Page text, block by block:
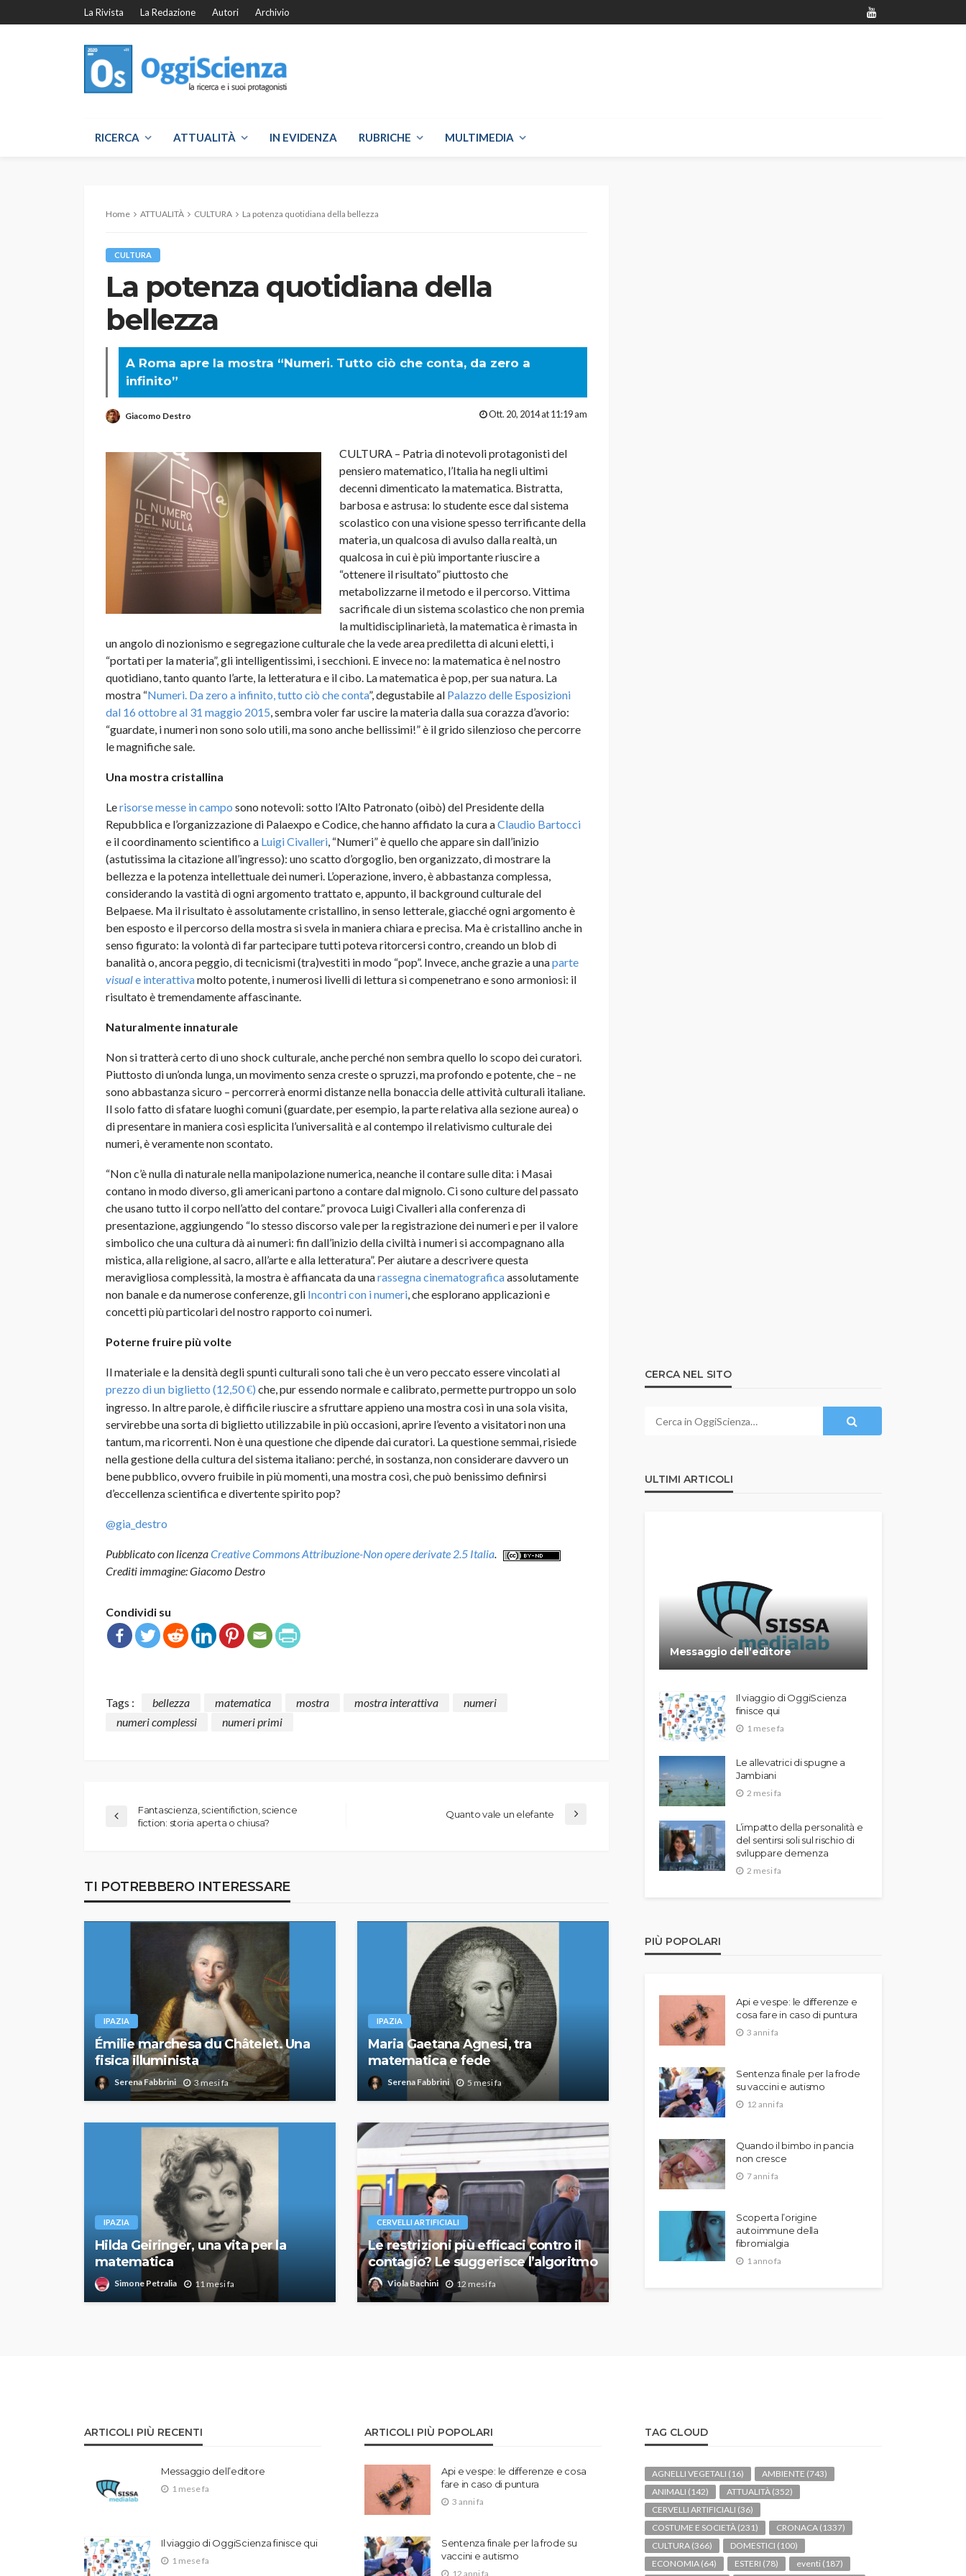
La Rivista La Redazione Autori Archivio
RICERCA ATTUALITÀ IN EVIDENZA RUBRICHE MULTIMEDIA
Home ATTUALITÀ CULTURA La potenza quotidiana della bellezza
CULTURA
La potenza quotidiana della
bellezza
A Roma apre la mostra “Numeri. Tutto ciò che conta, da zero a
infinito”
Giacomo Destro Ott. 20, 2014 at 11:19 am
CULTURA – Patria di notevoli protagonisti del
pensiero matematico, l’Italia ha negli ultimi
decenni dimenticato la matematica. Bistratta,
barbosa e astrusa: lo studente esce dal sistema
scolastico con una visione spesso terrificante della
materia, un qualcosa di avulso dalla realtà, un
qualcosa in cui è più importante riuscire a
“ottenere il risultato” piuttosto che
metabolizzarne il metodo e il percorso. Vittima
sacrificale di un sistema scolastico che non premia
la multidisciplinarietà, la matematica è rimasta in
un angolo di nozionismo e segregazione culturale che la vede area prediletta di alcuni eletti, i
“portati per la materia”, gli intelligentissimi, i secchioni. E invece no: la matematica è nel nostro
quotidiano, tanto quanto l’arte, la letteratura e il cibo. La matematica è pop, per sua natura. La
mostra “Numeri. Da zero a infinito, tutto ciò che conta”, degustabile al Palazzo delle Esposizioni
dal 16 ottobre al 31 maggio 2015, sembra voler far uscire la materia dalla sua corazza d’avorio:
“guardate, i numeri non sono solo utili, ma sono anche bellissimi!” è il grido silenzioso che percorre
le magnifiche sale.
Una mostra cristallina
Lerisorse messe in campo sono notevoli: sotto l’Alto Patronato (oibò) del Presidente della
Repubblica e l’organizzazione di Palaexpo e Codice, che hanno affidato la cura aClaudio Bartocci
e il coordinamento scientifico a Luigi Civalleri, “Numeri” è quello che appare sin dall’inizio
(astutissima la citazione all’ingresso): uno scatto d’orgoglio, ben organizzato, di mostrare la
bellezza e la potenza intellettuale dei numeri. L’operazione, invero, è abbastanza complessa,
considerando la vastità di ogni argomento trattato e, appunto, il background culturale del
Belpaese. Ma il risultato è assolutamente cristallino, in senso letterale, giacché ogni argomento è
ben esposto e il percorso della mostra si svela in maniera chiara e precisa. Ma è cristallino anche in
senso figurato: la volontà di far partecipare tutti poteva ritorcersi contro, creando un blob di
banalità o, ancora peggio, di tecnicismi (tra)vestiti in modo “pop”. Invece, anche grazie a unaparte
visuale interattivamolto potente, i numerosi livelli di lettura si compenetrano e sono armoniosi: il
risultato è tremendamente affascinante.
Naturalmente innaturale
Non si tratterà certo di uno shock culturale, anche perché non sembra quello lo scopo dei curatori.
Piuttosto di un’onda lunga, un movimento senza creste o spruzzi, ma profondo e potente, che – ne
sono abbastanza sicuro – percorrerà enormi distanze nella bonaccia delle attività culturali italiane.
Il solo fatto di sfatare luoghi comuni (guardate, per esempio, la parte relativa alla sezione aurea) o
di presentare in maniera così esplicita l’universalità e al contempo il relativismo culturale dei
numeri, è veramente non scontato.
“Non c’è nulla di naturale nella manipolazione numerica, neanche il contare sulle dita: i Masai
contano in modo diverso, gli americani partono a contare dal mignolo. Ci sono culture del passato
che usano tutto il corpo nell’atto del contare.” provoca Luigi Civalleri alla conferenza di
presentazione, aggiungendo “lo stesso discorso vale per la registrazione dei numeri e per il valore
simbolico che una cultura dà ai numeri: fin dall’inizio della civiltà i numeri si accompagnano alla
mistica, alla religione, al sacro, all’arte e alla letteratura”. Per aiutare a descrivere questa
meravigliosa complessità, la mostra è affiancata da unarassegna cinematograficaassolutamente
non banale e da numerose conferenze, gli Incontri con i numeri, che esplorano applicazioni e
concetti più particolari del nostro rapporto coi numeri.
Poterne fruire più volte
Il materiale e la densità degli spunti culturali sono tali che è un vero peccato essere vincolati al
prezzo di un biglietto (12,50€) che, pur essendo normale e calibrato, permette purtroppo un solo
ingresso. In altre parole, è difficile riuscire a sfruttare appieno una mostra così in una sola visita,
servirebbe una sorta di biglietto utilizzabile in più occasioni, aprire l’evento a visitatori non una
tantum, ma ricorrenti. Non è una questione che dipende dai curatori. La questione semmai, risiede
nella gestione della cultura del sistema italiano: perché, in sostanza, non considerare davvero un
bene pubblico, ovvero fruibile in più momenti, una mostra così, che può benissimo definirsi
d’eccellenza scientifica e divertente spirito pop?
@gia_destro
Pubblicato con licenzaCreative Commons Attribuzione-Non opere derivate 2.5 Italia.
Crediti immagine: Giacomo Destro
Condividi su
Tags : bellezza matematica mostra mostra interattiva
numeri
numeri complessi
numeri primi
Fantascienza, scientifiction, science
fiction: storia aperta o chiusa?
Quanto vale un elefante
TI POTREBBERO INTERESSARE
IPAZIA
Émilie marchesa du Châtelet. Una
fisica illuminista
Serena Fabbrini 3 mesi fa
IPAZIA
Maria Gaetana Agnesi, tra
matematica e fede
Serena Fabbrini 5 mesi fa
IPAZIA
Hilda Geiringer, una vita per la
matematica
Simone Petralia 11 mesi fa
CERVELLI ARTIFICIALI
Le restrizioni più efficaci contro il
contagio? Le suggerisce l’algoritmo
Viola Bachini 12 mesi fa
CERCA NEL SITO
ULTIMI ARTICOLI
Messaggio dell’editore
Il viaggio di OggiScienza
finisce qui
1 mese fa
Le allevatrici di spugne a
Jambiani
2 mesi fa
L’impatto della personalità e
del sentirsi soli sul rischio di
sviluppare demenza
2 mesi fa
PIÙ POPOLARI
Api e vespe: le differenze e
cosa fare in caso di puntura
3 anni fa
Sentenza finale per la frode
su vaccini e autismo
12 anni fa
Quando il bimbo in pancia
non cresce
7 anni fa
Scoperta l’origine
autoimmune della
fibromialgia
1 anno fa
ARTICOLI PIÙ RECENTI
Messaggio dell’editore
1 mese fa
Il viaggio di OggiScienza finisce qui
1 mese fa
ARTICOLI PIÙ POPOLARI
Api e vespe: le differenze e cosa
fare in caso di puntura
3 anni fa
Sentenza finale per la frode su
vaccini e autismo
12 anni fa
TAG CLOUD
AGNELLI VEGETALI (16) AMBIENTE (743)
ANIMALI (142) ATTUALITÀ (352)
CERVELLI ARTIFICIALI (36)
COSTUME E SOCIETÀ (231) CRONACA (1337)
CULTURA (366) DOMESTICI (100)
ECONOMIA (64) ESTERI (78) eventi (187)